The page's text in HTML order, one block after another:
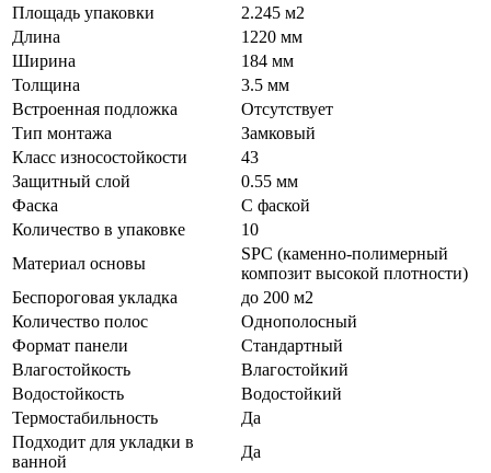
Площадь упаковки
2.245 м2
Длина
1220 мм
Ширина
184 мм
Толщина
3.5 мм
Встроенная подложка
Отсутствует
Тип монтажа
Замковый
Класс износостойкости
43
Защитный слой
0.55 мм
Фаска
С фаской
Количество в упаковке
10
Материал основы
SPC (каменно-полимерный
композит высокой плотности)
Беспороговая укладка
до 200 м2
Количество полос
Однополосный
Формат панели
Стандартный
Влагостойкость
Влагостойкий
Водостойкость
Водостойкий
Термостабильность
Да
Подходит для укладки в
ванной
Да